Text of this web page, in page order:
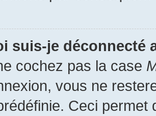
suis-je déconnecté
cochez pas la case
vous ne
Ceci permet